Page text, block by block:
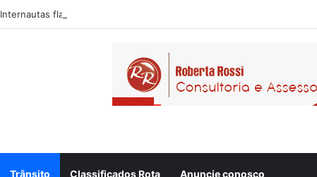
Internautas flagram motociclista fugindo de viatura da PM em Vilhena/RO
Trânsito Classificados Rota Anuncie conosco